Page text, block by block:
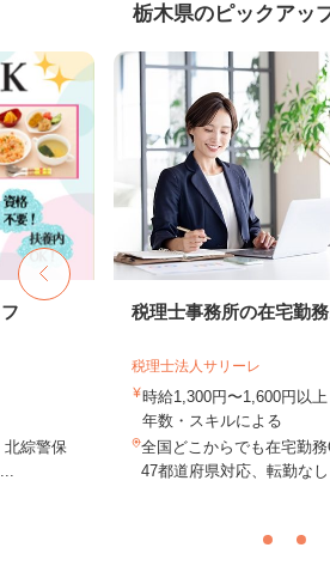
栃木県のピックアッ
北綜警保
税理士事務所の在宅勤
税理士法人サリーレ
時給1,300円〜1,600円以
年数・スキルによる
全国どこからでも在宅勤
47都道府県対応、転勤なし